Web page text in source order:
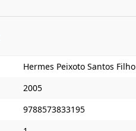
Hermes Peixoto Santos Filho
2005
9788573833195